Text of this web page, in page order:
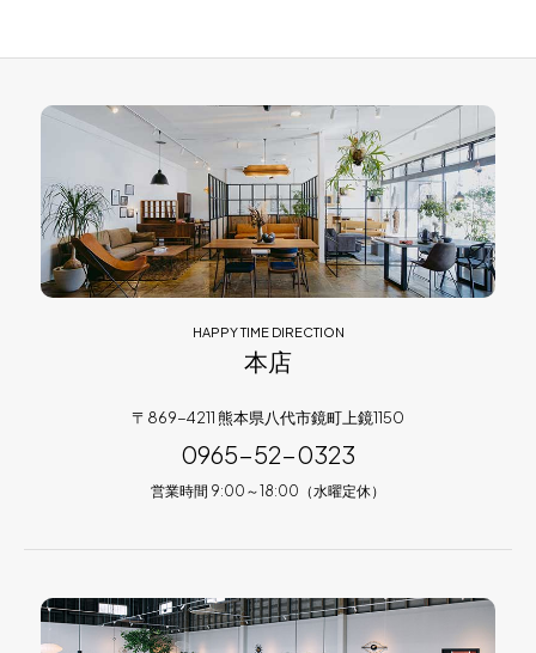
HAPPY TIME DIRECTION
本店
〒869-4211 熊本県八代市鏡町上鏡1150
0965-52-0323
営業時間 9:00～18:00（水曜定休）